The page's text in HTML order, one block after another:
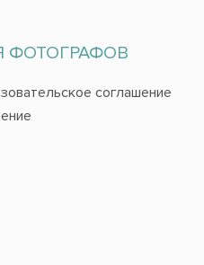
ФОТОГРАФОВ
соглашение